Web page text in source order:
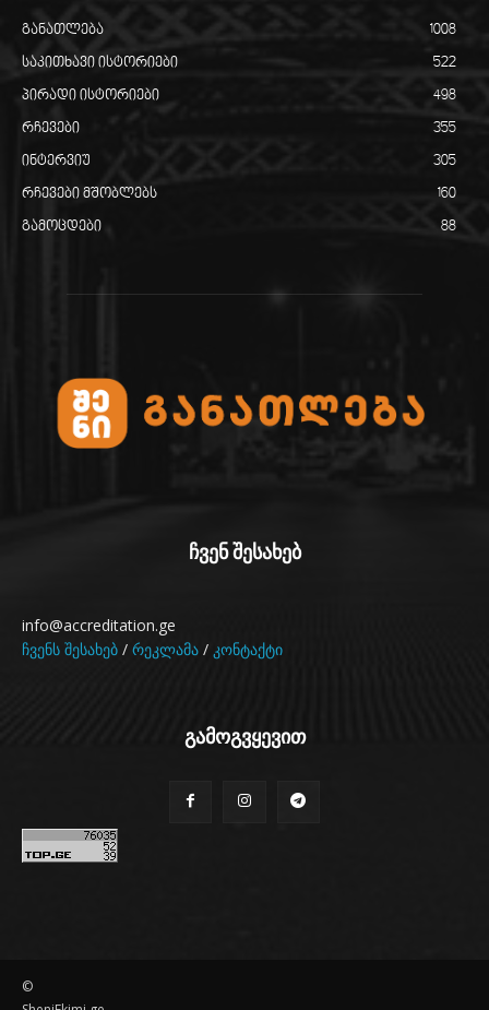
განათლება 1008
საკითხავი ისტორიები 522
პირადი ისტორიები 498
რჩევები 355
ინტერვიუ 305
რჩევები მშობლებს 160
გამოცდები 88
ჩვენ შესახებ
info@accreditation.ge
ჩვენს შესახებ / რეკლამა / კონტაქტი
გამოგვყევით
©